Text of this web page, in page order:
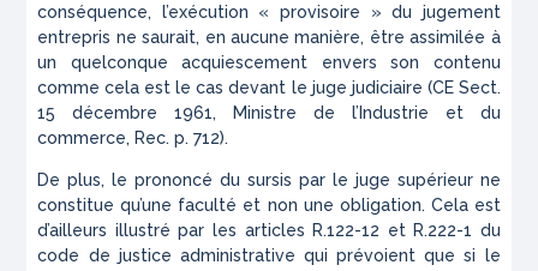
conséquence, l’exécution « provisoire » du jugement
entrepris ne saurait, en aucune manière, être assimilée à
un quelconque acquiescement envers son contenu
comme cela est le cas devant le juge judiciaire (CE Sect.
15 décembre 1961, Ministre de l’Industrie et du
commerce, Rec. p. 712).
De plus, le prononcé du sursis par le juge supérieur ne
constitue qu’une faculté et non une obligation. Cela est
d’ailleurs illustré par les articles R.122-12 et R.222-1 du
code de justice administrative qui prévoient que si le